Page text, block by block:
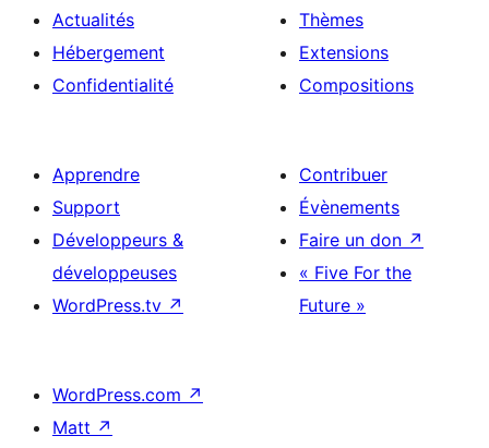
Actualités
Hébergement
Confidentialité
Thèmes
Extensions
Compositions
Apprendre
Support
Développeurs &
développeuses
WordPress.tv ↗
Contribuer
Évènements
Faire un don ↗
« Five For the
Future »
WordPress.com ↗
Matt ↗